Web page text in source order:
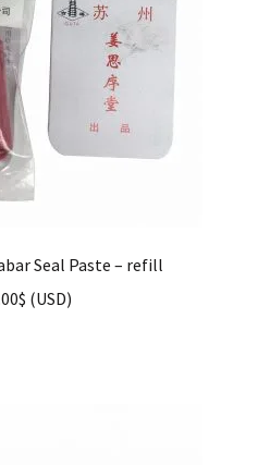
Seal Paste – refill
$ (USD)